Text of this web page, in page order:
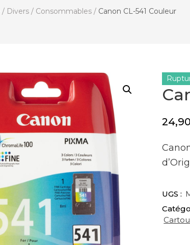
/ Divers / Consommables / Canon CL-541 Couleur
24,90
UGS :